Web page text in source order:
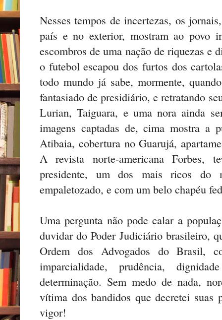
Nesses tempos de incertezas, os
país e no exterior, mostram ao povo
escombros de uma nação de riquezas e
o futebol escapou dos furtos dos
todo mundo já sabe, mormente,
fantasiado de presidiário, e retratando
Lurian, Taiguara, e uma nora ainda
imagens captadas de, cima mostra a
Atibaia, cobertura no Guarujá,
A revista norte-americana Forbes,
presidente, um dos mais ricos do
empaletozado, e com um belo chapéu
Uma pergunta não pode calar a
duvidar do Poder Judiciário brasileiro,
Ordem dos Advogados do Brasil,
imparcialidade, prudência,
determinação. Sem medo de nada,
vítima dos bandidos que decretei suas
vigor!